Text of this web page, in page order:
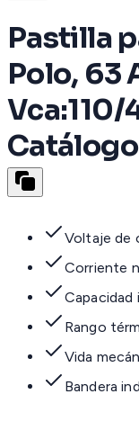
Pastilla
Polo, 63
Vca:110/
Voltaje de
Corriente
Capacidad
Rango
Vida
Bandera